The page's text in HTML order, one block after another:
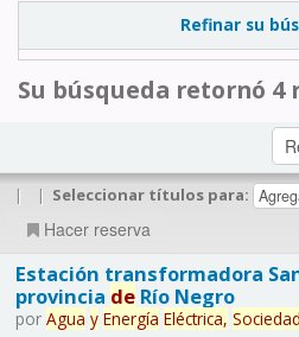
Refinar su
Su búsqueda retornó 4
| | Seleccionar títulos para:
Hacer reserva
Estación transformadora
provincia deRío Negro
por Agua y Energía Eléctrica, Sociedad